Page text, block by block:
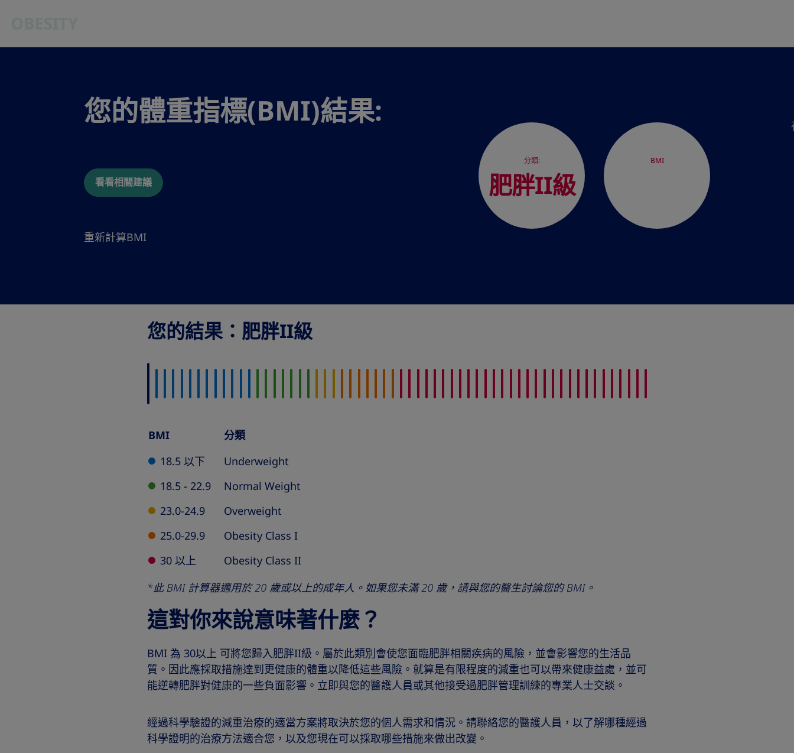
您的體重指標(BMI)結果:
看看相關建議
重新計算BMI
分類:
肥胖II級
BMI
您的結果：肥胖II級
Classification
BMI
分類
18.5 以下
Underweight
18.5 - 22.9
Normal Weight
23.0-24.9
Overweight
25.0-29.9
Obesity Class I
30 以上
Obesity Class II
*此 BMI 計算器適用於 20 歲或以上的成年人。如果您未滿 20 歲，請與您的醫生討論您的 BMI。
這對你來說意味著什麼？
BMI 為 30以上 可將您歸入肥胖II級。屬於此類別會使您面臨肥胖相關疾病的風險，並會影響您的生活品
質。因此應採取措施達到更健康的體重以降低這些風險。就算是有限程度的減重也可以帶來健康益處，並可
能逆轉肥胖對健康的一些負面影響。立即與您的醫護人員或其他接受過肥胖管理訓練的專業人士交談。
經過科學驗證的減重治療的適當方案將取決於您的個人需求和情況。請聯絡您的醫護人員，以了解哪種經過
科學證明的治療方法適合您，以及您現在可以採取哪些措施來做出改變。